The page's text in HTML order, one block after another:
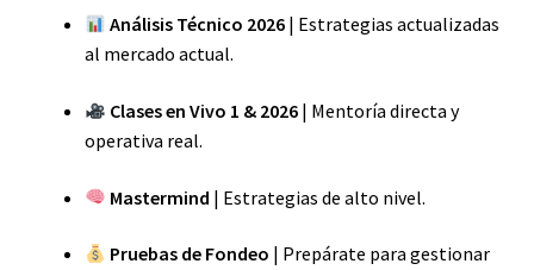
Análisis Técnico 2026| Estrategias actualizadas
al mercado actual.
Clases en Vivo 1 & 2026| Mentoría directa y
operativa real.
Mastermind | Estrategias de alto nivel.
Pruebas de Fondeo | Prepárate para gestionar